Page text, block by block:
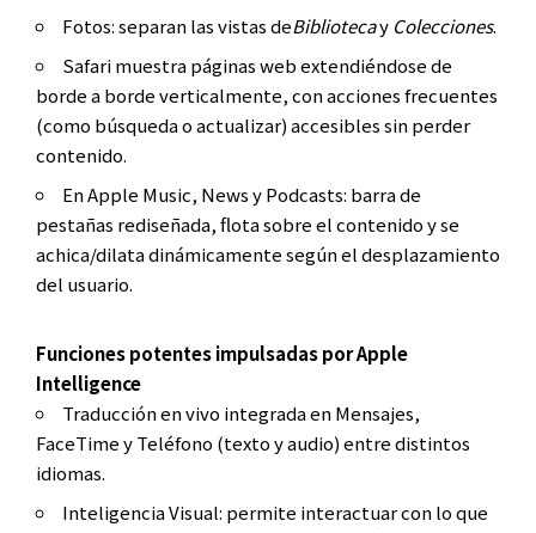
Fotos: separan las vistas deBibliotecay Colecciones.
Safari muestra páginas web extendiéndose de
borde a borde verticalmente, con acciones frecuentes
(como búsqueda o actualizar) accesibles sin perder
contenido.
En Apple Music, News y Podcasts: barra de
pestañas rediseñada, flota sobre el contenido y se
achica/dilata dinámicamente según el desplazamiento
del usuario.
Funciones potentes impulsadas por Apple
Intelligence
Traducción en vivo integrada en Mensajes,
FaceTime y Teléfono (texto y audio) entre distintos
idiomas.
Inteligencia Visual: permite interactuar con lo que